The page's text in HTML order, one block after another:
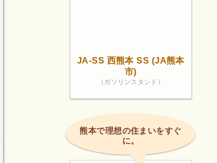
JA-SS 西熊本 SS (JA熊本
市)
（ガソリンスタンド）
熊本で理想の住まいをすぐ
に。